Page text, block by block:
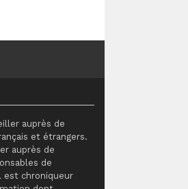
auprès de
et étrangers.
auprès de
de
chroniqueur